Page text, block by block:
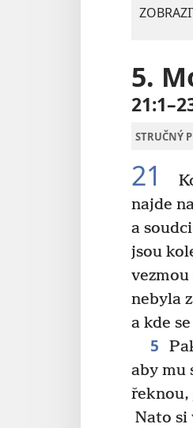
5.
STRUČNÝ
21
najde
a soudci
jsou
nebyla
a kde
5
aby mu
řeknou,
Nato si